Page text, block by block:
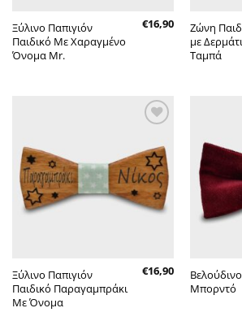
Ξύλινο Παπιγιόν
Παιδικό Με Χαραγμένο
Όνομα Mr.
€16,90
Ζώνη
με
Ταμπά
στην λίστα
επιθυμητών
Ξύλινο Παπιγιόν
Παιδικό Παραγαμπράκι
Με Όνομα
€16,90
Μπορντό